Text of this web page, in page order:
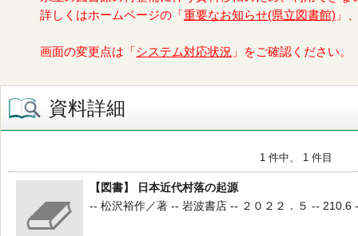
詳しくはホームページの「 重要なお知らせ(県立図書館) 」
画面の変更点は「 システム対応状況 」をご確認ください。
資料詳細
1 件中、 1 件目
【図書】 日本近代村落の起源
-- 松沢裕作／著 -- 岩波書店 -- ２０２２．５ -- 210.6